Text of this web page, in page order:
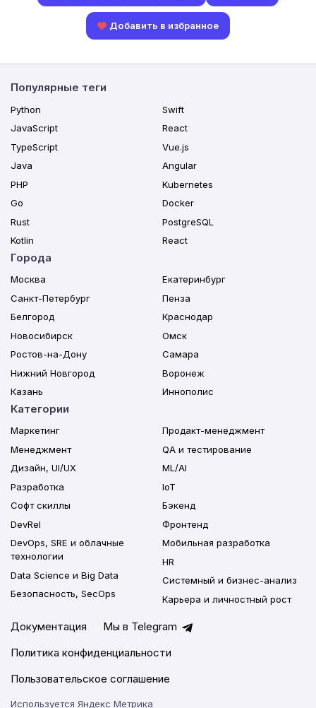
Добавить в избранное
Популярные теги
Python
JavaScript
TypeScript
Java
PHP
Go
Rust
Kotlin
Swift
React
Vue.js
Angular
Kubernetes
Docker
PostgreSQL
React
Города
Москва
Санкт-Петербург
Белгород
Новосибирск
Ростов-на-Дону
Нижний Новгород
Казань
Екатеринбург
Пенза
Краснодар
Омск
Самара
Воронеж
Иннополис
Категории
Маркетинг
Менеджмент
Дизайн, UI/UX
Разработка
Софт скиллы
DevRel
DevOps, SRE и облачные
технологии
Data Science и Big Data
Безопасность, SecOps
Продакт-менеджмент
QA и тестирование
ML/AI
IoT
Бэкенд
Фронтенд
Мобильная разработка
HR
Системный и бизнес-анализ
Карьера и личностный рост
Документация
Мы в Telegram
Политика конфиденциальности
Пользовательское соглашение
Используется Яндекс Метрика